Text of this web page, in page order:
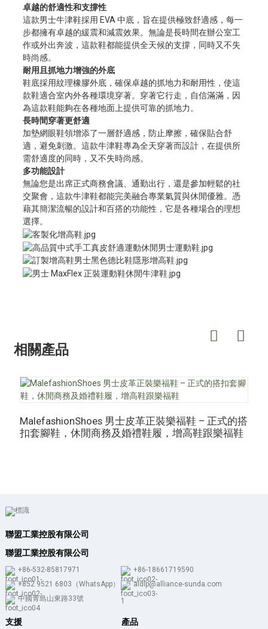
卓越的舒適性和支撐性
這款男士牛津鞋採用 EVA 中底，旨在提供極致舒適感，每一
步都擁有卓越的緩震和減震效果。無論是長時間在辦公室工
作或外出奔波，這款鞋都能提供全天候的支撐，同時又不失
時尚感。
耐用且抓地力增強的外底
鞋底採用紋理橡膠外底，確保卓越的抓地力和耐用性，使這
款鞋適合室內外各種環境穿著。穿著它行走，自信滿滿，因
為這款鞋能夠在各種地面上提供可靠的抓地力。
長時間穿著更舒適
加墊網眼鞋領增添了一層舒適感，防止摩擦，確保貼合舒
適，避免刺激。這款牛津鞋專為全天穿著而設計，在提供所
需舒適度的同時，又不失時尚感。
多功能設計
無論您是出席正式商務會議、通勤出行，還是參加輕鬆的社
交聚會，這款牛津鞋都能完美融合專業氣質與休閒優雅。憑
藉其簡潔流暢的設計和百搭的功能性，它是各種場合的理想
選擇。
相關產品
MalefashionShoes 男士皮革正裝樂福鞋 – 正式的搭
扣套腳鞋，休閒商務及婚禮鞋履，增高鞋跟樂福鞋
聯盟工業控股有限公司
聯盟工業控股有限公司
+86-532-85817971
+86-18661719590
+852 9521 6803（WhatsApp）
aldlp@alliance-sunda.com
中國青島山東路33號
支援 產品